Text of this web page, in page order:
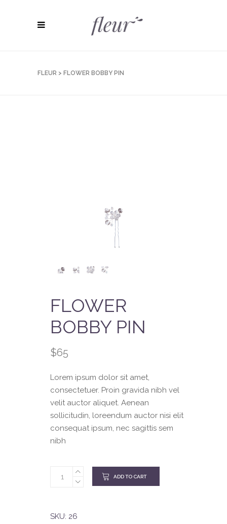
FLEUR > FLOWER BOBBY PIN
FLOWER
BOBBY PIN
$65
Lorem ipsum dolor sit amet,
consectetuer. Proin gravida nibh vel
velit auctor aliquet. Aenean
sollicitudin, loreendum auctor nisi elit
consequat ipsum, nec sagittis sem
nibh
ADD TO CART
SKU: 26